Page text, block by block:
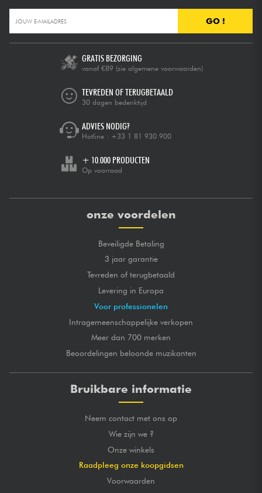
GO !
GRATIS BEZORGING
vanaf €89 (zie algemene voorwaarden)
TEVREDEN OF TERUGBETAALD
30 dagen bedenktijd
ADVIES NODIG?
Hotline : +33 1 81 930 900
+ 10.000 PRODUCTEN
Op voorraad
onze voordelen
Beveiligde Betaling
3 jaar garantie
Tevreden of terugbetaald
Levering in Europa
Voor professionelen
Intragemeenschappelijke verkopen
Meer dan 700 merken
Beoordelingen beloonde muzikanten
Bruikbare informatie
Neem contact met ons op
Wie zijn we ?
Onze winkels
Raadpleeg onze koopgidsen
Voorwaarden